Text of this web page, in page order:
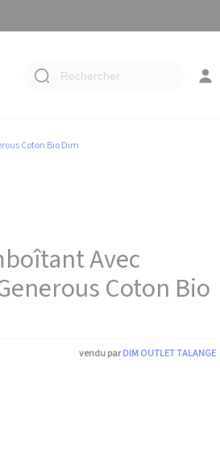
Rechercher
Coton Bio Dim
Avec
Coton Bio
vendu parDIM OUTLET TALANGE